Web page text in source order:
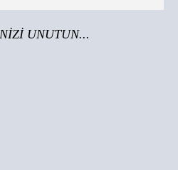
UNUTUN...